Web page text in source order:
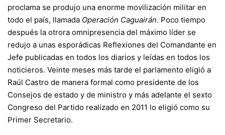
proclama se produjo una enorme movilización militar en
todo el país, llamada Operación Caguairán. Poco tiempo
después la otrora omnipresencia del máximo líder se
redujo a unas esporádicas Reflexiones del Comandante en
Jefe publicadas en todos los diarios y leídas en todos los
noticieros. Veinte meses más tarde el parlamento eligió a
Raúl Castro de manera formal como presidente de los
Consejos de estado y de ministro y más adelante el sexto
Congreso del Partido realizado en 2011 lo eligió como su
Primer Secretario.